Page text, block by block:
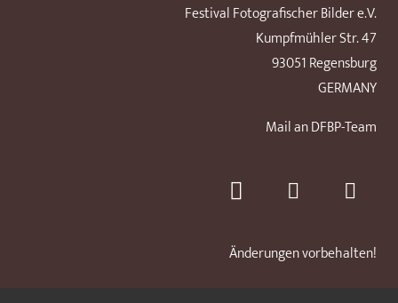
Festival Fotografischer Bilder e.V.
Kumpfmühler Str. 47
93051 Regensburg
GERMANY
Mail an DFBP-Team
Änderungen vorbehalten!